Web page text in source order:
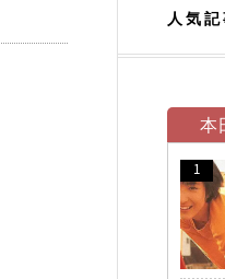
人気
本